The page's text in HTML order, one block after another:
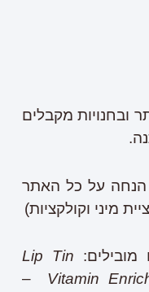
מעל 299 באתר ובחנויות מקבלים
– 25% הנחה על כל האתר
מיני וקולקציות)
Lip Tin
Vitamin
–